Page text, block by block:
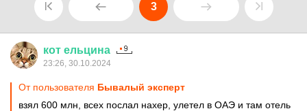
3
кот ельцина
23:26, 30.10.2024
От пользователя Бывалый эксперт
взял 600 млн, всех послал нахер, улетел в ОАЭ и там отель